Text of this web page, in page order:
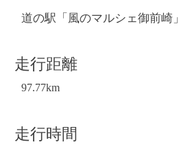
道の駅「風のマルシェ御前崎」
走行距離
97.77km
走行時間